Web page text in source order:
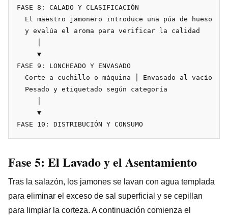
FASE 8: CALADO Y CLASIFICACIÓN
  El maestro jamonero introduce una púa de hueso
  y evalúa el aroma para verificar la calidad
     ▼
FASE 9: LONCHEADO Y ENVASADO
  Corte a cuchillo o máquina │ Envasado al vacío
  Pesado y etiquetado según categoría
     ▼
Fase 5: El Lavado y el Asentamiento
Tras la salazón, los jamones se lavan con agua templada
para eliminar el exceso de sal superficial y se cepillan
para limpiar la corteza. A continuación comienza el